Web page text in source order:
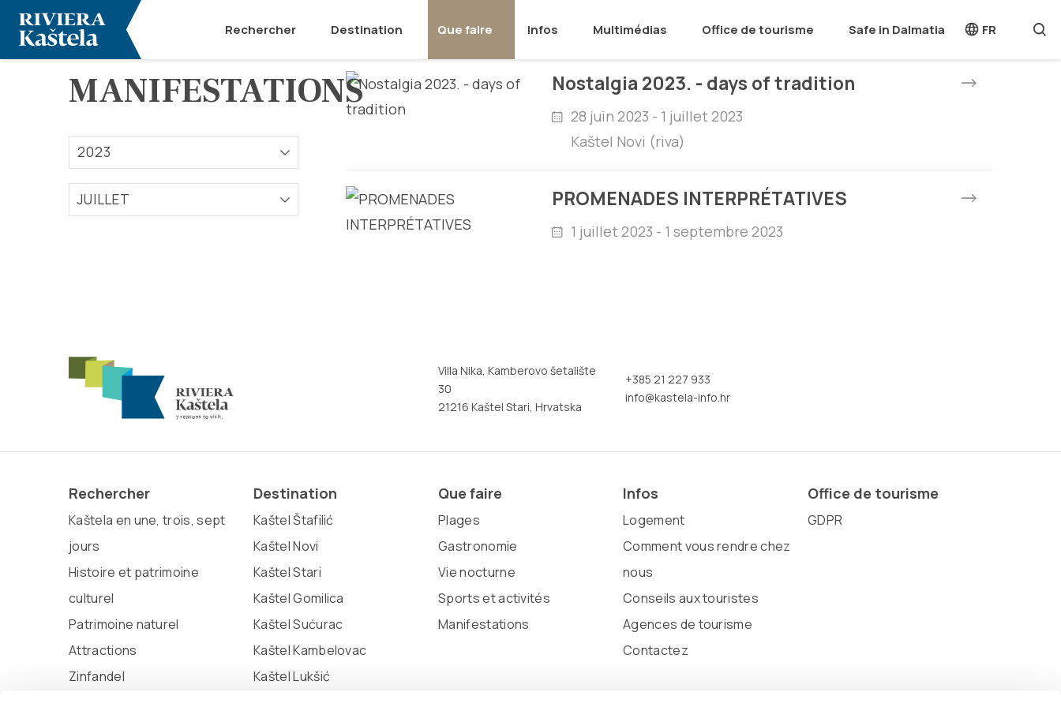
Rechercher Destination Que faire Infos Multimédias Office de tourisme Safe in Dalmatia FR
MANIFESTATIONS
2023
JUILLET
Nostalgia 2023. - days of tradition
28 juin 2023 - 1 juillet 2023
Kaštel Novi (riva)
PROMENADES INTERPRÉTATIVES
1 juillet 2023 - 1 septembre 2023
Villa Nika, Kamberovo šetalište
30
21216 Kaštel Stari, Hrvatska
+385 21 227 933
info@kastela-info.hr
Rechercher
Kaštela en une, trois, sept
jours
Histoire et patrimoine
culturel
Patrimoine naturel
Attractions
Zinfandel
Destination
Kaštel Štafilić
Kaštel Novi
Kaštel Stari
Kaštel Gomilica
Kaštel Sućurac
Kaštel Kambelovac
Kaštel Lukšić
Que faire
Plages
Gastronomie
Vie nocturne
Sports et activités
Manifestations
Infos
Logement
Comment vous rendre chez
nous
Conseils aux touristes
Agences de tourisme
Contactez
Office de tourisme
GDPR